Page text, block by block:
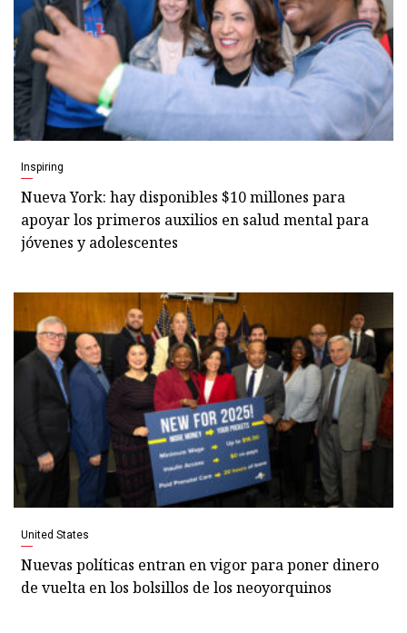
Inspiring
Nueva York: hay disponibles $10 millones para
apoyar los primeros auxilios en salud mental para
jóvenes y adolescentes
United States
Nuevas políticas entran en vigor para poner dinero
de vuelta en los bolsillos de los neoyorquinos